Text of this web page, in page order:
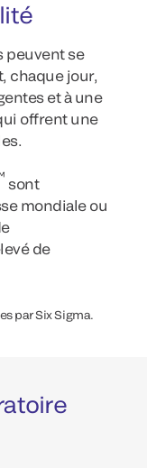
peuvent se
chaque jour,
et à une
offrent une
sont
mondiale ou
de
par Six Sigma.